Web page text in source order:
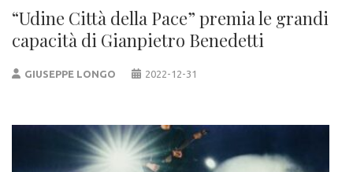
“Udine Città della Pace” premia le grandi
capacità di Gianpietro Benedetti
GIUSEPPE LONGO 2022-12-31